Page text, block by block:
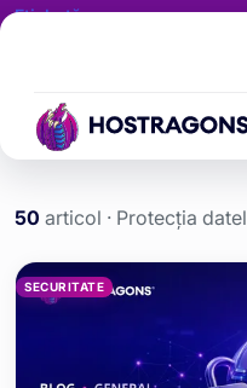
Etichetă
Pagina principală blog
50 articol · Protecția
Protecția
SECURITATE